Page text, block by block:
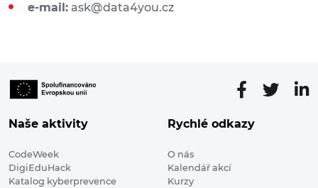
e-mail: ask@data4you.cz
Naše aktivity
CodeWeek
DigiEduHack
Katalog kyberprevence
Rychlé odkazy
O nás
Kalendář akcí
Kurzy